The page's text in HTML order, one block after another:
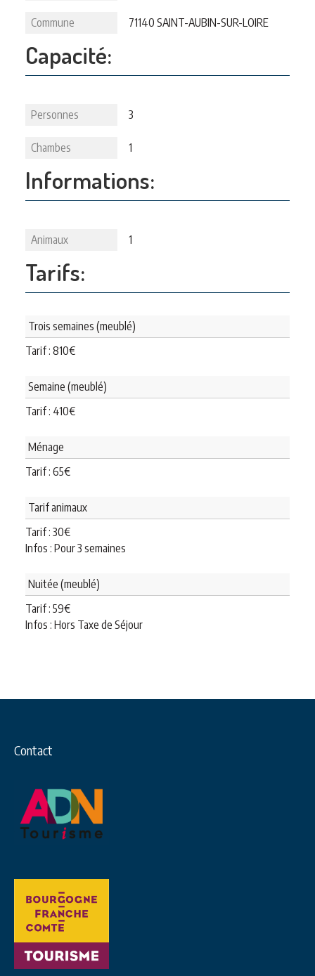
Commune 71140 SAINT-AUBIN-SUR-LOIRE
Capacité:
Personnes 3
Chambes 1
Informations:
Animaux 1
Tarifs:
Trois semaines (meublé)
Tarif : 810€
Semaine (meublé)
Tarif : 410€
Ménage
Tarif : 65€
Tarif animaux
Tarif : 30€
Infos : Pour 3 semaines
Nuitée (meublé)
Tarif : 59€
Infos : Hors Taxe de Séjour
Contact